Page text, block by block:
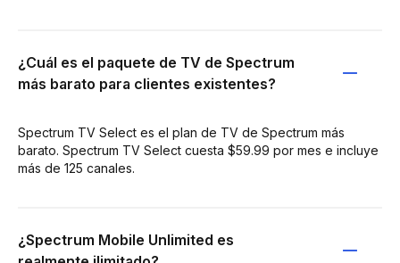
¿Cuál es el paquete de TV de Spectrum
más barato para clientes existentes?
Spectrum TV Select es el plan de TV de Spectrum más
barato. Spectrum TV Select cuesta $59.99 por mes e incluye
más de 125 canales.
¿Spectrum Mobile Unlimited es